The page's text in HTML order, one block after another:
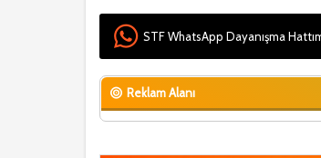
STF WhatsApp Dayanışma
Reklam Alanı